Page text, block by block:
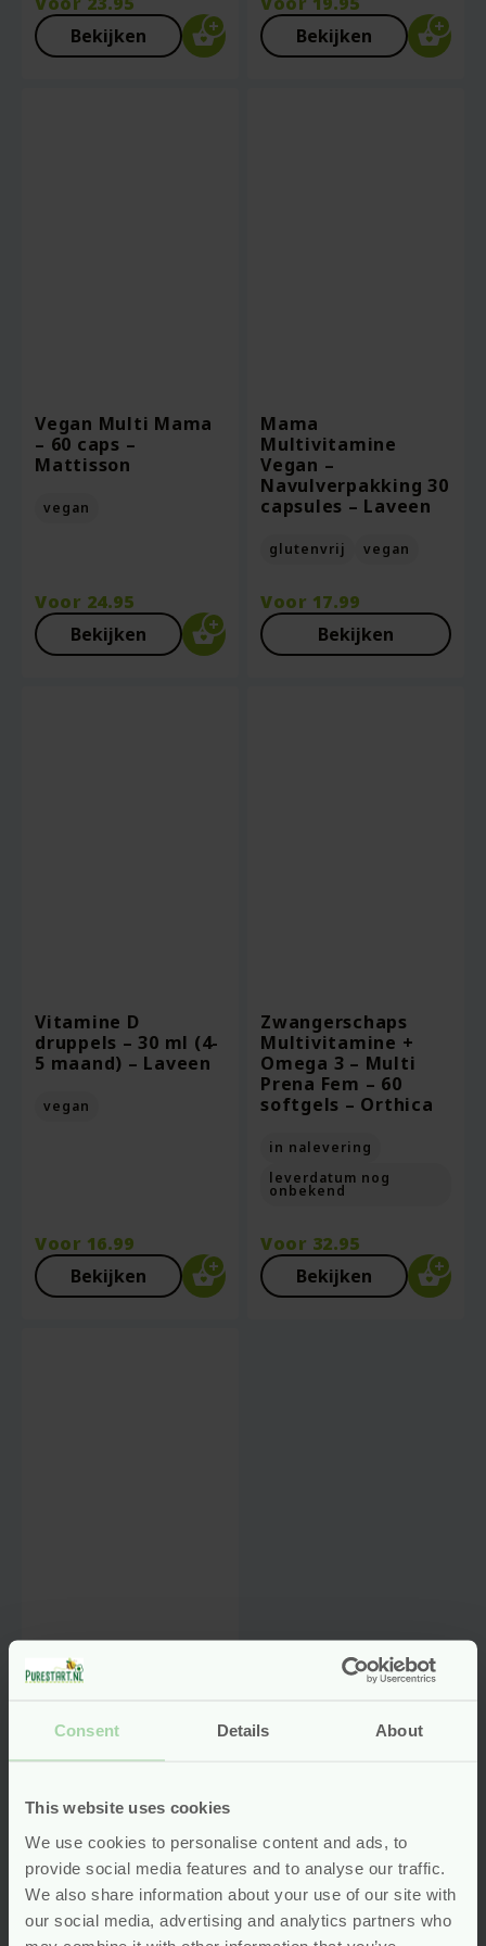
Consent Details About
This website uses cookies
We use cookies to personalise content and ads, to
provide social media features and to analyse our traffic.
We also share information about your use of our site with
our social media, advertising and analytics partners who
Bekijken
Bekijken
Vegan Multi Mama
– 60 caps –
Mattisson
vegan
Voor 24.95
Bekijken
Mama
Multivitamine
Vegan –
Navulverpakking 30
capsules – Laveen
glutenvrij vegan
Voor 17.99
Bekijken
Vitamine D
druppels – 30 ml (4-
5 maand) – Laveen
vegan
Voor 16.99
Bekijken
Zwangerschaps
Multivitamine +
Omega 3 – Multi
Prena Fem – 60
softgels – Orthica
in nalevering
leverdatum nog
onbekend
Voor 32.95
Bekijken
Vitamine D3
druppels – 20 ml
Vitortho
vegetarisch
Voor 11.50
Bekijken